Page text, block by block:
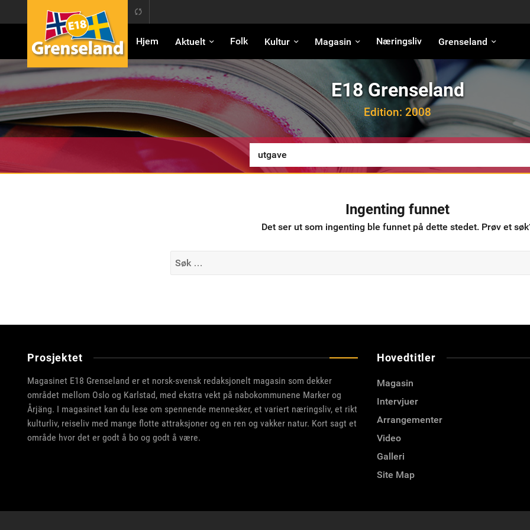
E18 Grenseland
Hjem Aktuelt Folk Kultur Magasin Næringsliv Grenseland
E18 Grenseland
Edition: 2008
Ingenting funnet
Det ser ut som ingenting ble funnet på dette stedet. Prøv et
Søk
Prosjektet
Magasinet E18 Grenseland er et norsk-svensk redaksjonelt magasin som dekker
området mellom Oslo og Karlstad, med ekstra vekt på nabokommunene Marker og
Årjäng. I magasinet kan du lese om spennende mennesker, et variert næringsliv, et rikt
kulturliv, reiseliv med mange flotte attraksjoner og en ren og vakker natur. Kort sagt et
område hvor det er godt å bo og godt å være.
Hovedtitler
Magasin
Intervjuer
Arrangementer
Video
Galleri
Site Map